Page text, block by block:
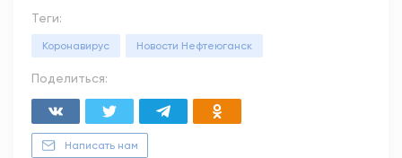
Теги:
Коронавирус Новости Нефтеюганск
Поделиться:
Написать нам